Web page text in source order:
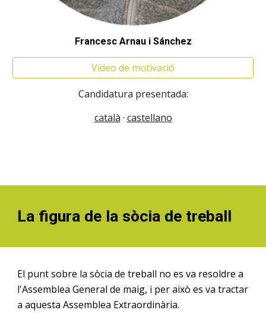
Francesc Arnau i Sánchez
Vídeo de motivació
Candidatura presentada:
català · castellano
La figura de la sòcia de treball
El punt sobre la sòcia de treball no es va resoldre a
l'Assemblea General de maig, i per això es va tractar
a aquestaAssemblea Extraordinària.